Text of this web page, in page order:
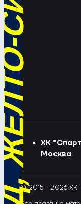
ХК
Москва
© 2015 - 2026 ХК